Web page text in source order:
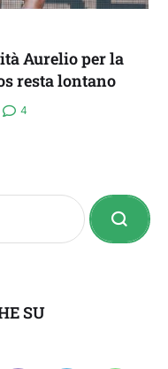
Aurelio per la
resta lontano
4
SU